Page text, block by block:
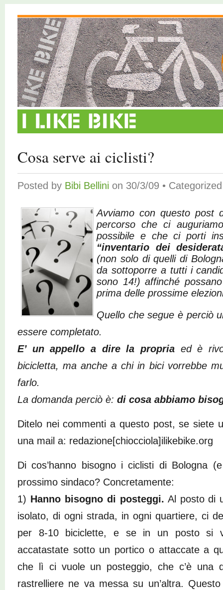
Cosa serve ai ciclisti?
Posted by Bibi Bellini on 30/3/09 •
Avviamo con questo post
percorso che ci
possibile e che ci porti
“inventario dei
(non solo di quelli di
da sottoporre a tutti i
sono 14!) affinché
prima delle prossime
Quello che segue è perciò
essere completato.
E’ un appello a dire la propriaed è
bicicletta, ma anche a chi in bici vorrebbe
farlo.
La domanda perciò è: di cosa abbiamo
Ditelo nei commenti a questo post, se siete
una mail a: redazione[chiocciola]ilikebike.org
Di cos’hanno bisogno i ciclisti di Bologna
prossimo sindaco? Concretamente:
1) Hanno bisogno di posteggi. Al posto di
isolato, di ogni strada, in ogni quartiere, ci
per 8-10 biciclette, e se in un posto si
accatastate sotto un portico o attaccate a
che lì ci vuole un posteggio, che c’è una
rastrelliere ne va messa su un’altra.